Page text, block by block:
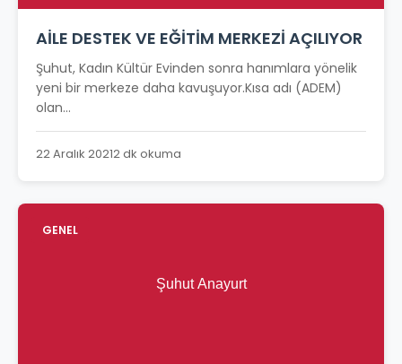
AİLE DESTEK VE EĞİTİM MERKEZİ AÇILIYOR
Şuhut, Kadın Kültür Evinden sonra hanımlara yönelik
yeni bir merkeze daha kavuşuyor.Kısa adı (ADEM)
olan...
22 Aralık 20212 dk okuma
GENEL